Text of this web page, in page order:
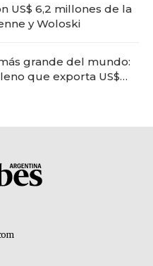
US$ 6,2 millones de la
y Woloski
grande del mundo:
que exporta US$